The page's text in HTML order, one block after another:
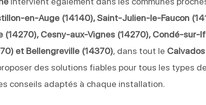
en-Auge (14140), Saint-Julien-le-Faucon
Cesny-aux-Vignes (14270), Condé-sur-
et Bellengreville (14370), dans tout le Calvados
des solutions fiables pour tous les types
conseils adaptés à chaque installation.